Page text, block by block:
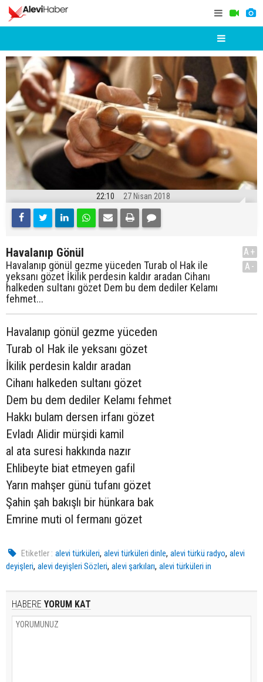
22:10 27 Nisan 2018
Havalanıp Gönül
Havalanıp gönül gezme yüceden Turab ol Hak ile
yeksanı gözet İkilik perdesin kaldır aradan Cihanı
halkeden sultanı gözet Dem bu dem dediler Kelamı
fehmet...
A+
A-
Havalanıp gönül gezme yüceden
Turab ol Hak ile yeksanı gözet
İkilik perdesin kaldır aradan
Cihanı halkeden sultanı gözet
Dem bu dem dediler Kelamı fehmet
Hakkı bulam dersen irfanı gözet
Evladı Alidir mürşidi kamil
al ata suresi hakkında nazır
Ehlibeyte biat etmeyen gafil
Yarın mahşer günü tufanı gözet
Şahin şah bakışlı bir hünkara bak
Emrine muti ol fermanı gözet
Etiketler : alevi türküleri,alevi türküleri dinle,alevi türkü radyo,alevi
deyişleri, alevi deyişleri Sözleri, alevi şarkıları, alevi türküleri in
HABERE YORUM KAT